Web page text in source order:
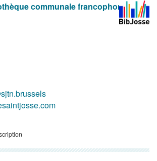
communale francophone